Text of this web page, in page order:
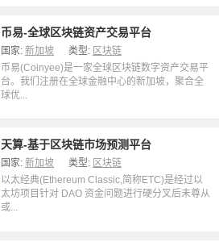
币易-全球区块链资产交易平台
国家: 新加坡 类型: 区块链
币易(Coinyee)是一家全球区块链数字资产交易平
台。我们注册在全球金融中心的新加坡，聚合全
球优...
天算-基于区块链市场预测平台
国家: 新加坡 类型: 区块链
以太经典(Ethereum Classic,简称ETC)是经过以
太坊项目针对 DAO 资金问题进行硬分叉后未尊从
或...